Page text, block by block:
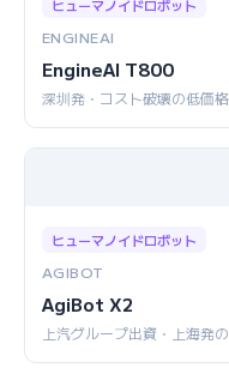
ヒューマノイドロボット
ENGINEAI
EngineAI T800
深圳発・コスト破壊の低価
ヒューマノイドロボット
AGIBOT
AgiBot X2
上汽グループ出資・上海発